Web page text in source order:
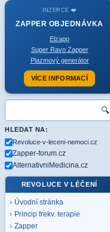
INZERCE ❤️
ZAPPER OBJEDNÁVKA
Elzapp
Super Ravo Zapper
Plazmový generátor
VÍCE INFORMACÍ
🔍
HLEDAT NA:
Revoluce-v-leceni-nemoci.cz
Zapper-forum.cz
AlternativniMedicina.cz
REVOLUCE V LÉČENÍ
Úvodní stránka
Princip frekv. terapie
Zapper